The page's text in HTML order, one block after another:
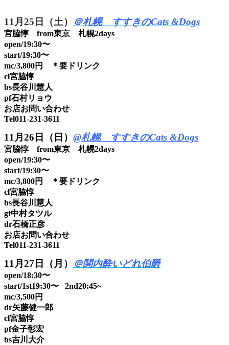
11月25日（土） ＠札幌 すすきのCats &Dogs
宮脇惇 from東京 札幌2days
open/19:30〜
start/19:30〜
mc/3,800円 ＊要ドリンク
cl宮脇惇
bs長谷川慧人
pf石村リョウ
お店お問い合わせ
Tel011-231-3611
11月26日（日） @札幌 すすきのCats &Dogs
宮脇惇 from東京 札幌2days
open/19:30〜
start/19:30〜
mc/3,800円 ＊要ドリンク
cl宮脇惇
bs長谷川慧人
gt中村タツル
dr石橋正彦
お店お問い合わせ
Tel011-231-3611
11月27日（月） ＠関内酔いどれ伯爵
open/18:30〜
start/1st19:30〜 2nd20:45~
mc/3,500円
dr矢藤健一郎
cl宮脇惇
pf金子彰宏
bs吉川大介